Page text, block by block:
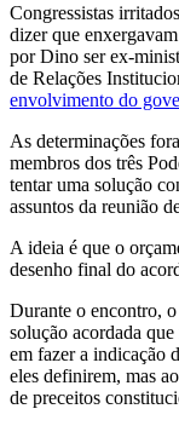
Congressistas
dizer que
por Dino ser ex-
de Relações
envolvimento do
As determinações
membros dos três
tentar uma solução
assuntos da reunião
A ideia é que o
desenho final do
Durante o encontro,
solução acordada
em fazer a indicação
eles definirem, mas
de preceitos